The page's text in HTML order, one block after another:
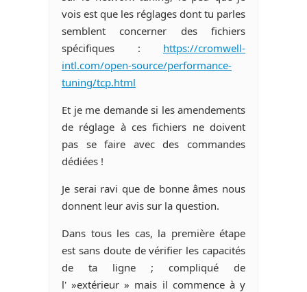
vois est que les réglages dont tu parles
semblent concerner des fichiers
spécifiques : https://cromwell-
intl.com/open-source/performance-
tuning/tcp.html
Et je me demande si les amendements
de réglage à ces fichiers ne doivent
pas se faire avec des commandes
dédiées !
Je serai ravi que de bonne âmes nous
donnent leur avis sur la question.
Dans tous les cas, la première étape
est sans doute de vérifier les capacités
de ta ligne ; compliqué de
l' »extérieur » mais il commence à y